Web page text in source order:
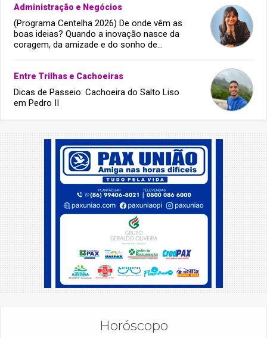
Administração e Negócios
(Programa Centelha 2026) De onde vêm as
boas ideias? Quando a inovação nasce da
coragem, da amizade e do sonho de
Entre Trilhas e Cachoeiras
Dicas de Passeio: Cachoeira do Salto Liso
em Pedro II
Horóscopo